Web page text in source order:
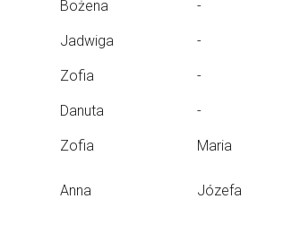
Bożena -
Jadwiga -
Zofia -
Danuta -
Zofia Maria
Anna Józefa